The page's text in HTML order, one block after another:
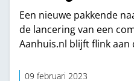
Een nieuwe pakkende
de lancering van een
Aanhuis.nl blijft flink aan
09 februari 2023